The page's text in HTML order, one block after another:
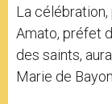
La
Amato, préfet
des saints,
Marie de